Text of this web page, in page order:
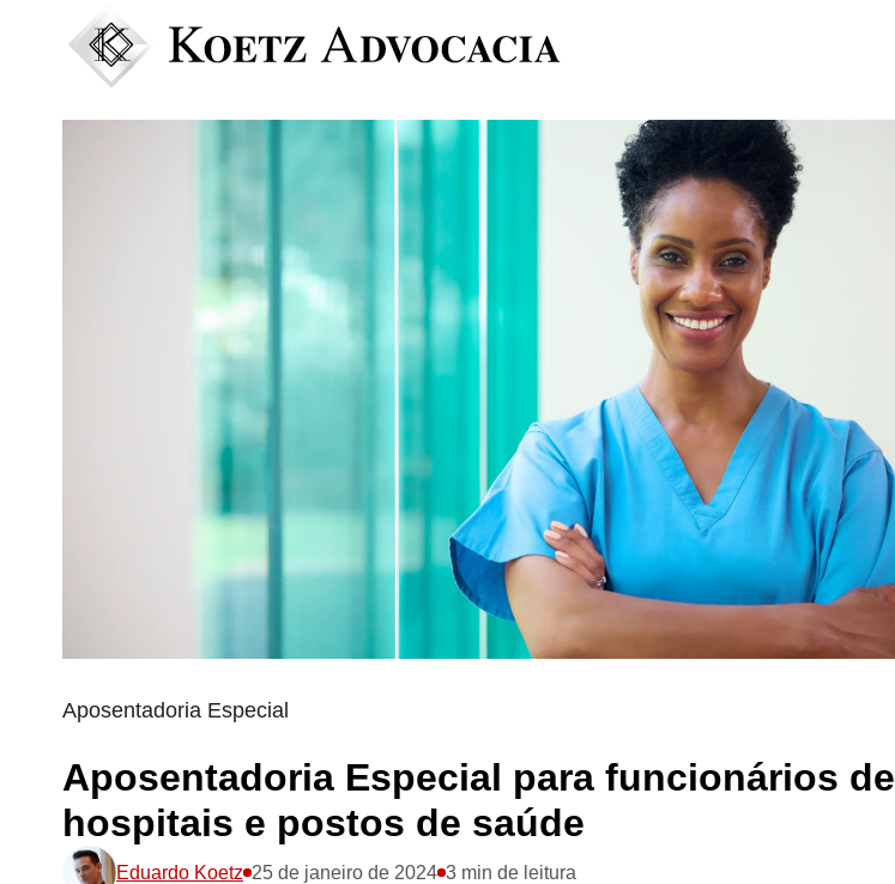
Aposentadoria Especial
Aposentadoria Especial para funcionários de
hospitais e postos de saúde
Eduardo Koetz 25 de janeiro de 2024 3 min de leitura